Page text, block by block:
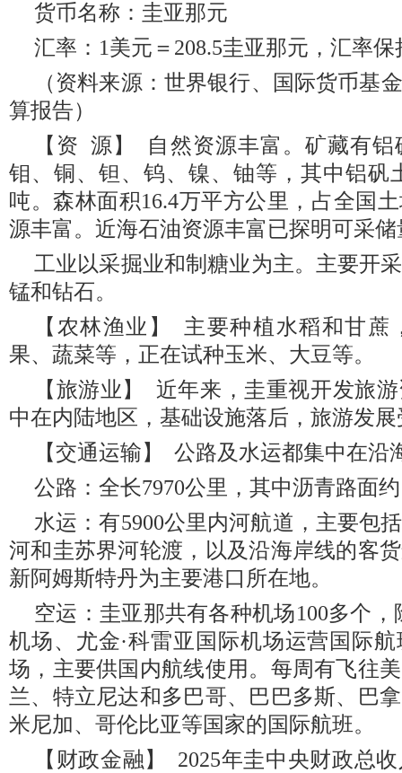
货币名称：圭亚那元
汇率：1美元＝208.5圭亚那元，汇率保
（资料来源：世界银行、国际货币基
算报告）
【资 源】 自然资源丰富。矿藏有
钼、铜、钽、钨、镍、铀等，其中铝矾
吨。森林面积16.4万平方公里，占全国
源丰富。近海石油资源丰富已探明可采储
工业以采掘业和制糖业为主。主要开
锰和钻石。
【农林渔业】 主要种植水稻和甘蔗
果、蔬菜等，正在试种玉米、大豆等。
【旅游业】 近年来，圭重视开发旅
中在内陆地区，基础设施落后，旅游发
【交通运输】 公路及水运都集中在沿
公路：全长7970公里，其中沥青路面
水运：有5900公里内河航道，主要包
河和圭苏界河轮渡，以及沿海岸线的客
新阿姆斯特丹为主要港口所在地。
空运：圭亚那共有各种机场100多个
机场、尤金·科雷亚国际机场运营国际
场，主要供国内航线使用。每周有飞往
兰、特立尼达和多巴哥、巴巴多斯、巴
米尼加、哥伦比亚等国家的国际航班。
【财政金融】 2025年圭中央财政总